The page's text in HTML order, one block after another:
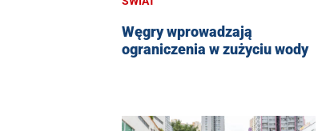
Węgry wprowadzają
ograniczenia w zużyciu wody